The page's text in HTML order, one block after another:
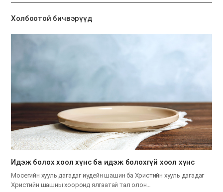
기
Холбоотой бичвэрүүд
Идэж болох хоол хүнс ба идэж болохгүй хоол хүнс
Мосегийн хууль дагадаг иудейн шашин ба Христийн хууль дагадаг
Христийн шашны хооронд ялгаатай тал олон…